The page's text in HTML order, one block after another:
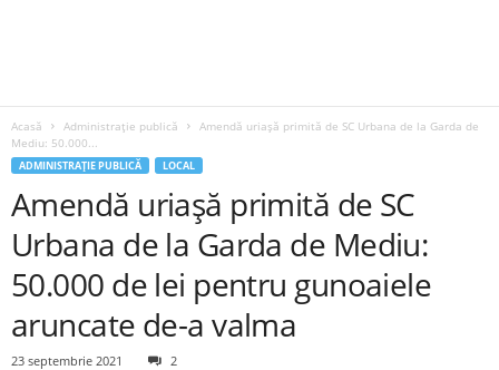
Acasă Administrație publică
Amendă uriașă primită de SC Urbana de la Garda de
Mediu: 50.000...
ADMINISTRAȚIE PUBLICĂ LOCAL
Amendă uriașă primită de SC
Urbana de la Garda de Mediu:
50.000 de lei pentru gunoaiele
aruncate de-a valma
23 septembrie 2021 2